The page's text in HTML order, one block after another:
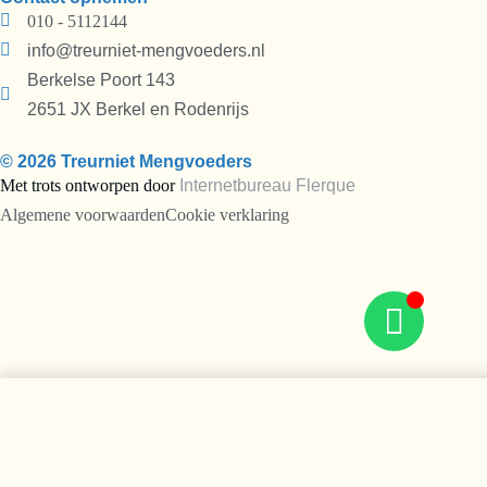
010 - 5112144
info@treurniet-mengvoeders.nl
Berkelse Poort 143
2651 JX Berkel en Rodenrijs
© 2026 Treurniet Mengvoeders
Met trots ontworpen door Internetbureau Flerque
Algemene voorwaardenCookie verklaring